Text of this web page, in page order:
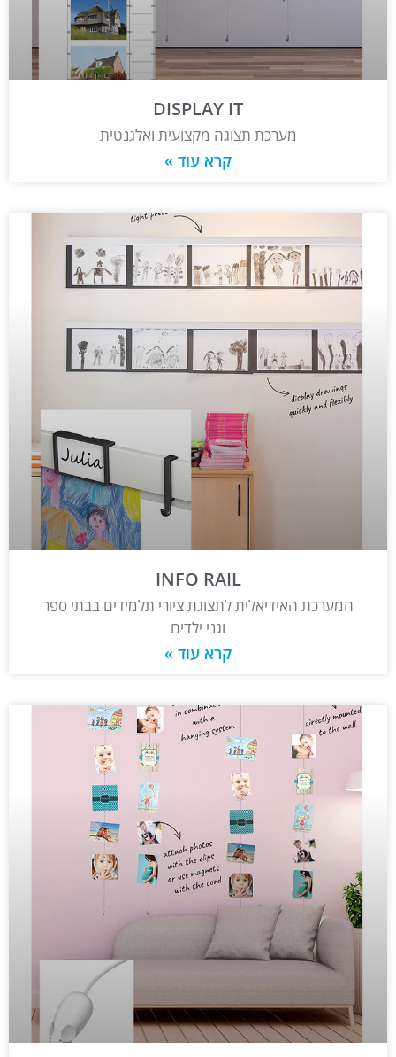
DISPLAY IT
מערכת תצוגה מקצועית ואלגנטית
קרא עוד »
INFO RAIL
המערכת האידיאלית לתצוגת ציורי תלמידים בבתי ספר
וגני ילדים
קרא עוד »